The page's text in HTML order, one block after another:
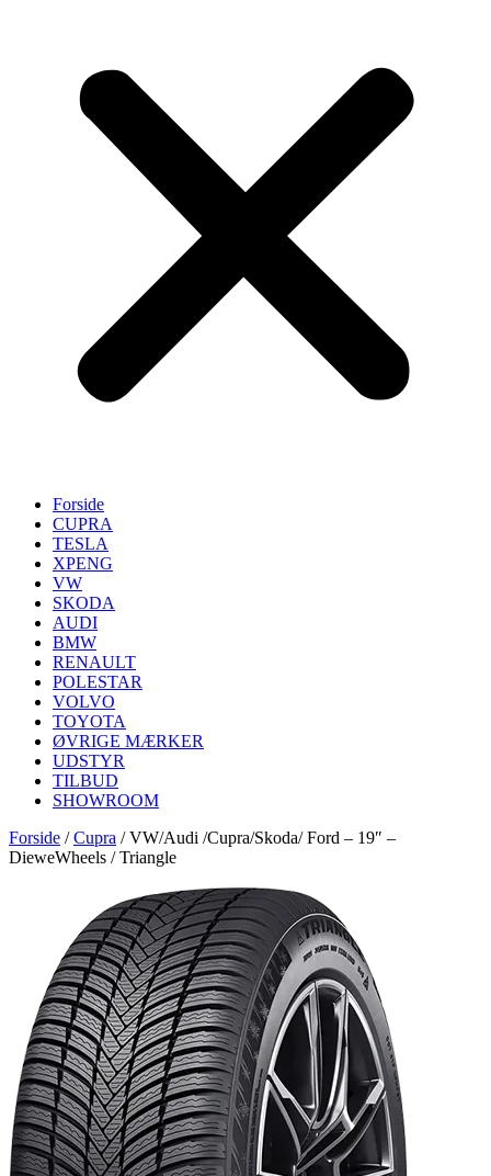
Forside
CUPRA
TESLA
XPENG
VW
SKODA
AUDI
BMW
RENAULT
POLESTAR
VOLVO
TOYOTA
ØVRIGE MÆRKER
UDSTYR
TILBUD
SHOWROOM
Forside /Cupra /VW/Audi /Cupra/Skoda/ Ford – 19″ –
DieweWheels / Triangle